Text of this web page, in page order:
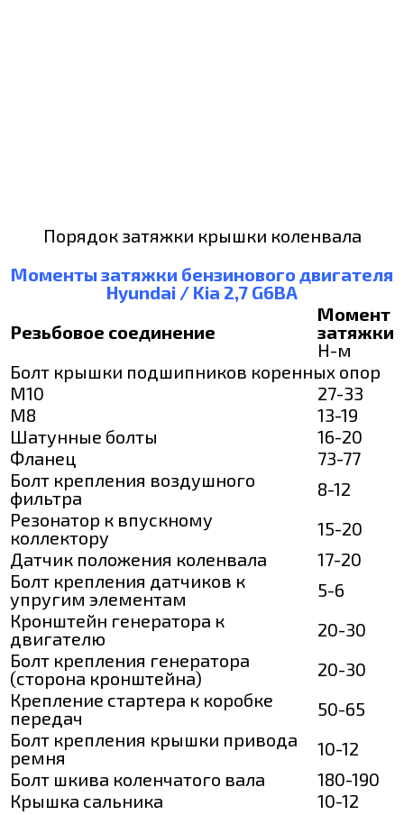
Порядок затяжки крышки коленвала
Моменты затяжки бензинового двигателя
Hyundai / Kia 2,7 G6BA
Резьбовое соединение
Момент
затяжки
Н-м
Болт крышки подшипников коренных опор
M10
27-33
M8
13-19
Шатунные болты
16-20
Фланец
73-77
Болт крепления воздушного
фильтра
8-12
Резонатор к впускному
коллектору
15-20
Датчик положения коленвала
17-20
Болт крепления датчиков к
упругим элементам
5-6
Кронштейн генератора к
двигателю
20-30
Болт крепления генератора
(сторона кронштейна)
20-30
Крепление стартера к коробке
передач
50-65
Болт крепления крышки привода
ремня
10-12
Болт шкива коленчатого вала
180-190
Крышка сальника
10-12